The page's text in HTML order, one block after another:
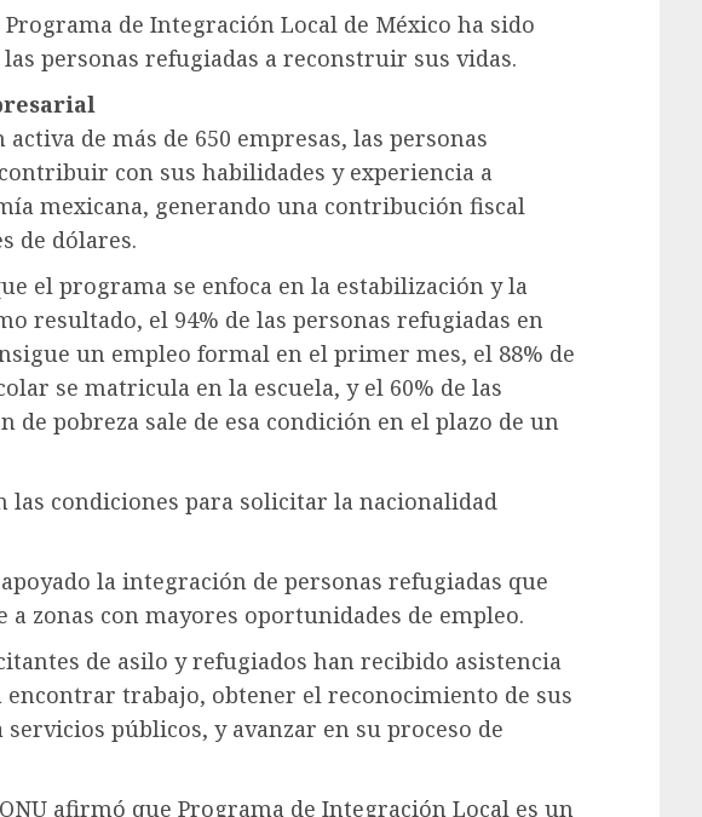
de Integración Local de México ha sido
personas refugiadas a reconstruir sus vidas.
de más de 650 empresas, las personas
con sus habilidades y experiencia a
mexicana, generando una contribución fiscal
de dólares.
el programa se enfoca en la estabilización y la
resultado, el 94% de las personas refugiadas en
un empleo formal en el primer mes, el 88% de
se matricula en la escuela, y el 60% de las
de pobreza sale de esa condición en el plazo de un
las condiciones para solicitar la nacionalidad
la integración de personas refugiadas que
zonas con mayores oportunidades de empleo.
de asilo y refugiados han recibido asistencia
encontrar trabajo, obtener el reconocimiento de sus
servicios públicos, y avanzar en su proceso de
afirmó que Programa de Integración Local es un